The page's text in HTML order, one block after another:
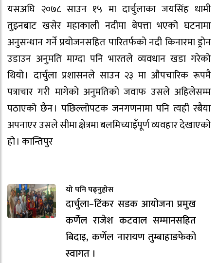
यसअघि २०७८ साउन १५ मा दार्चुलाका जयसिंह धामी
तुइनबाट खसेर महाकाली नदीमा बेपत्ता भएको घटनामा
अनुसन्धान गर्ने प्रयोजनसहित पारितर्फको नदी किनारमा ड्र्रोन
उडाउन अनुमति माग्दा पनि भारतले व्यवधान खडा गरेको
थियो । दार्चुला प्रशासनले साउन २३ मा औपचारिक रूपमै
पत्राचार गरी मागेको अनुमतिको जवाफ उसले अहिलेसम्म
पठाएको छैन । पछिल्लोपटक जनगणनामा पनि त्यही रबैया
अपनाएर उसले सीमा क्षेत्रमा बलमिच्याइँपूर्ण व्यवहार देखाएको
हो । कान्तिपुर
यो पनि पढ्नुहोस
दार्चुला–टिंकर सडक आयोजना प्रमुख
कर्णेल राजेश कटवाल सम्मानसहित
बिदाइ, कर्णेल नारायण तुम्बाहाङफेको
स्वागत ।